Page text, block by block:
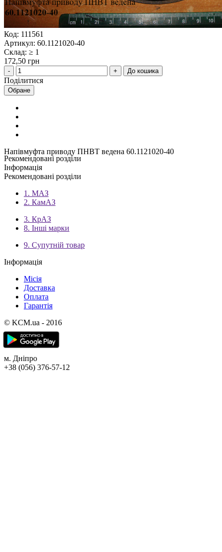
Код: 111561
Артикул: 60.1121020-40
Склад: ≥ 1
172,50 грн
До кошика
Поділитися
Обране
Напівмуфта приводу ПНВТ ведена 60.1121020-40
Рекомендовані розділи
Інформація
Рекомендовані розділи
1. МАЗ
2. КамАЗ
3. КрАЗ
8. Інші марки
9. Супутній товар
Інформація
Місія
Доставка
Оплата
Гарантія
© KCM.ua - 2016
м. Дніпро
+38 (056) 376-57-12